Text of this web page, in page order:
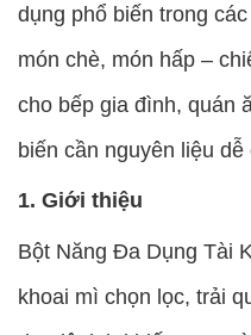
dụng phổ biến trong
món chè, món hấp –
cho bếp gia đình, quán
biến cần nguyên liệu dễ
1. Giới thiệu
Bột Năng Đa Dụng Tài
khoai mì chọn lọc, trải